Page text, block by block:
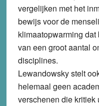
vergelijken met het
bewijs voor de
klimaatopwarming
van een groot aantal
disciplines.
Lewandowsky stelt
helemaal geen
verschenen die kritiek